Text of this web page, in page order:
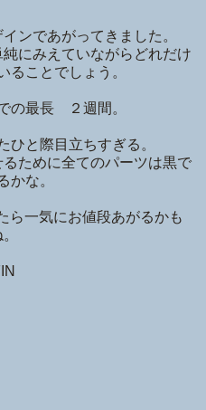
ンであがってきました。
にみえていながらどれだけ
ることでしょう。
の最長 ２週間。
ひと際目立ちすぎる。
ために全てのパーツは黒で
かな。
ら一気にお値段あがるかも